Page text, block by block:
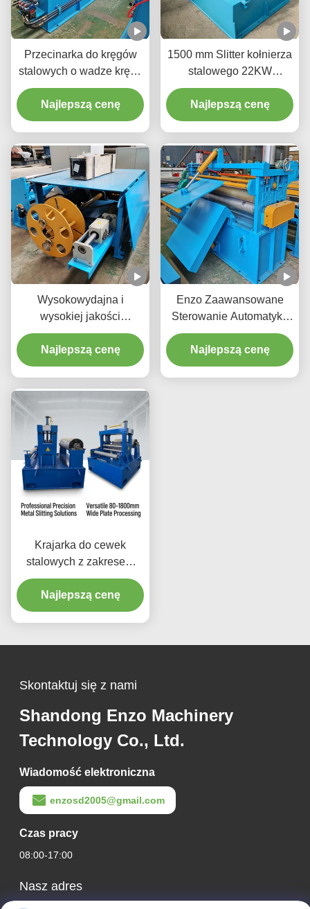
Przecinarka do kręgów
stalowych o wadze kręgu
3-30 ton, 3 fazy, 380V, 20-
200 m/min
Najlepszą cenę
1500 mm Slitter kołnierza
stalowego 22KW
60m/min cięcia w
odpowiednich rozmiarach
i kształtach
Najlepszą cenę
Wysokowydajna i
wysokiej jakości
automatyczna
przecinarka do blach
stalowych, przecinarka do
V/50 Hz
Najlepszą cenę
Enzo Zaawansowane
Sterowanie Automatyką
Przecinarki do Metalu /
Kontrola Napięcia 0-
120m/min
Najlepszą cenę
Krajarka do cewek
stalowych z zakresem
szerokości cięcia od 10
mm do 1500 mm i
zakresem grubości
precyzyjnego sprzętu do
zwojów metalu
Najlepszą cenę
Skontaktuj się z nami
Shandong Enzo Machinery
Technology Co., Ltd.
Wiadomość elektroniczna
enzosd2005@gmail.com
Czas pracy
08:00-17:00
Nasz adres